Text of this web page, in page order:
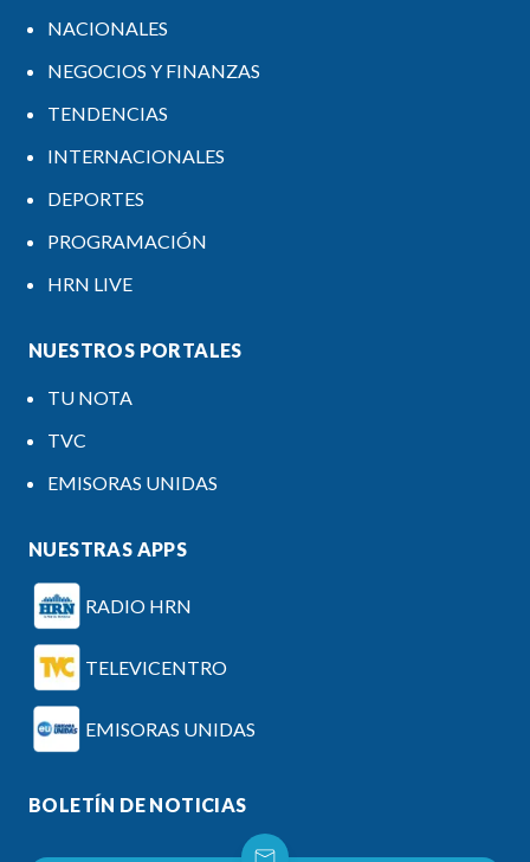
NACIONALES
NEGOCIOS Y FINANZAS
TENDENCIAS
INTERNACIONALES
DEPORTES
PROGRAMACIÓN
HRN LIVE
NUESTROS PORTALES
TU NOTA
TVC
EMISORAS UNIDAS
NUESTRAS APPS
RADIO HRN
TELEVICENTRO
EMISORAS UNIDAS
BOLETÍN DE NOTICIAS